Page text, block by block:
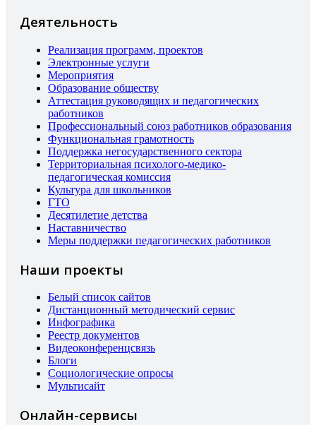
Деятельность
Реализация программ, проектов
Электронные услуги
Мероприятия
Образование обществу
Аттестация руководящих и педагогических
работников
Профессиональный союз работников образования
Функциональная грамотность
Поддержка негосударственного сектора
Территориальная психолого-медико-
педагогическая комиссия
Культура для школьников
ГТО
Десятилетие детства
Наставничество
Меры поддержки педагогических работников
Наши проекты
Белый список сайтов
Дистанционный методический сервис
Инфографика
Реестр документов
Видеоконференцсвязь
Блоги
Социологические опросы
Мультисайт
Онлайн-сервисы